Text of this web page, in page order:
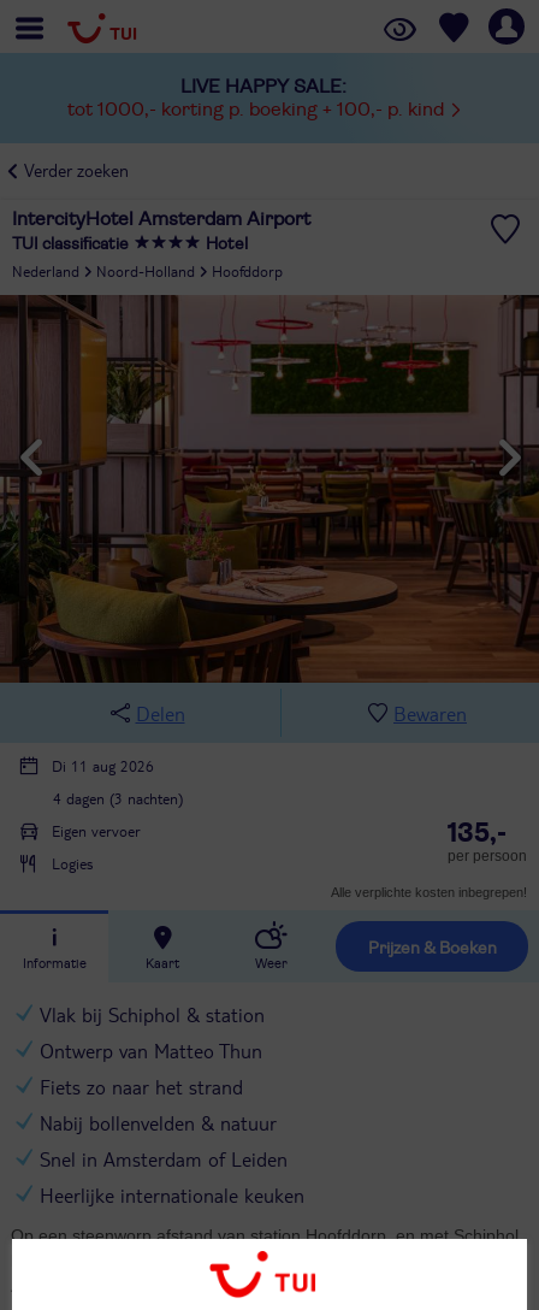
LIVE HAPPY SALE:
tot 1000,- korting p. boeking + 100,- p. kind
Verder zoeken
IntercityHotel Amsterdam Airport
TUI classificatie Hotel
Nederland Noord-Holland Hoofddorp
Delen Bewaren
Di 11 aug 2026
4 dagen (3 nachten)
Eigen vervoer
Logies
135,-
per persoon
Alle verplichte kosten inbegrepen!
Informatie Kaart Weer
Prijzen & Boeken
Vlak bij Schiphol & station
Ontwerp van Matteo Thun
Fiets zo naar het strand
Nabij bollenvelden & natuur
Snel in Amsterdam of Leiden
Heerlijke internationale keuken
Op een steenworp afstand van station Hoofddorp, en met Schiphol
binnen handbereik, vind je het stijlvol ontworpen IntercityHotel
Amsterdam Airport. Een eigentijds hotel waar comfort en design